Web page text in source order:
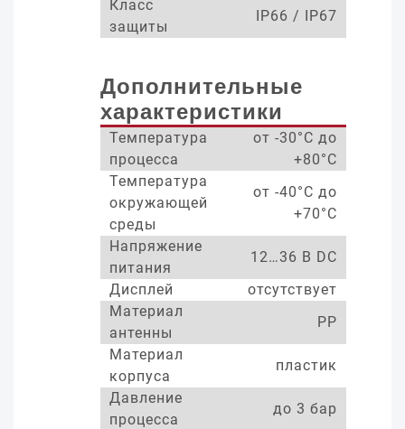
Класс
защиты
IP66 / IP67
Дополнительные
характеристики
Температура
процесса
от -30°С до
+80°С
Температура
окружающей
среды
от -40°С до
+70°С
Напряжение
питания
12…36 В DC
Дисплей
отсутствует
Материал
антенны
PP
Материал
корпуса
пластик
Давление
процесса
до 3 бар